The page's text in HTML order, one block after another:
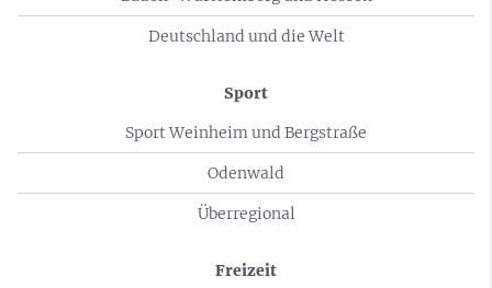
Deutschland und die Welt
Sport
Sport Weinheim und Bergstraße
Odenwald
Überregional
Freizeit